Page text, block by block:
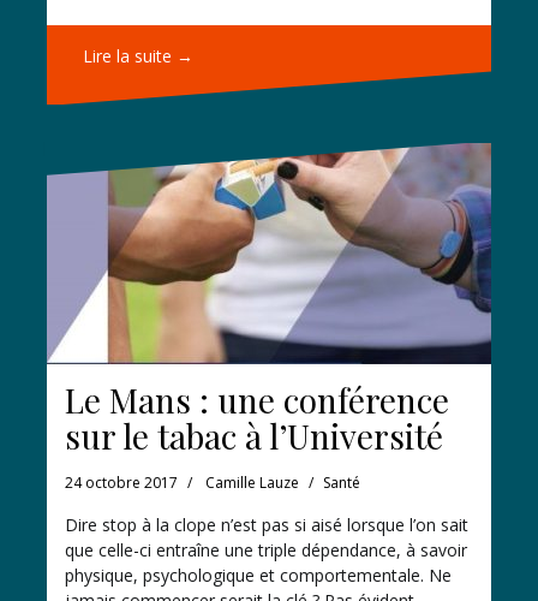
Lire la suite →
Le Mans : une conférence
sur le tabac à l’Université
24 octobre 2017 Camille Lauze Santé
Dire stop à la clope n’est pas si aisé lorsque l’on sait
que celle-ci entraîne une triple dépendance, à savoir
physique, psychologique et comportementale. Ne